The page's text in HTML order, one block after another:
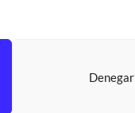
Denegar